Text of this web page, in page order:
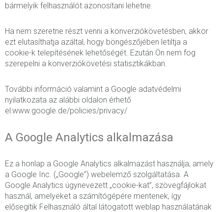
bármelyik felhasználót azonosítani lehetne.
Ha nem szeretne részt venni a konverziókövetésben, akkor
ezt elutasíthatja azáltal, hogy böngészőjében letiltja a
cookie-k telepítésének lehetőségét. Ezután Ön nem fog
szerepelni a konverziókövetési statisztikákban.
További információ valamint a Google adatvédelmi
nyilatkozata az alábbi oldalon érhető
el:www.google.de/policies/privacy/
A Google Analytics alkalmazása
Ez a honlap a Google Analytics alkalmazást használja, amely
a Google Inc. („Google”) webelemző szolgáltatása. A
Google Analytics úgynevezett „cookie-kat”, szövegfájlokat
használ, amelyeket a számítógépére mentenek, így
elősegítik Felhasználó által látogatott weblap használatának